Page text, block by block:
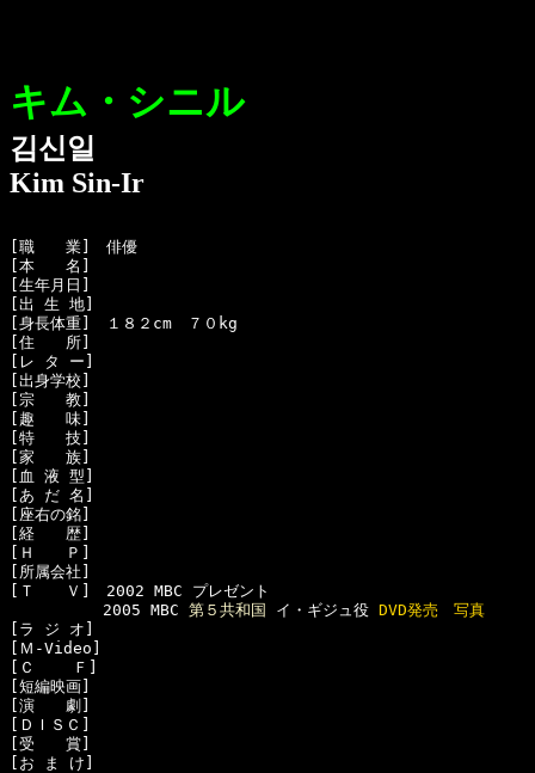
キム・シニル
김신일
Kim Sin-Ir
[職　　業]　俳優
[本　　名]
[生年月日]
[出 生 地]
[身長体重]　１８２cm　７０kg
[住　　所]
[レ タ ー]
[出身学校]
[宗　　教]
[趣　　味]
[特　　技]
[家　　族]
[血 液 型]
[あ だ 名]
[座右の銘]
[経　　歴]
[Ｈ　　Ｐ]
[所属会社]
[Ｔ　　Ｖ]　2002 MBC プレゼント
2005 MBC 第５共和国 イ・ギジュ役 DVD発売
写真
[ラ ジ オ]
[Ｍ-Video]
[Ｃ    Ｆ]
[短編映画]
[演　　劇]
[ＤＩＳＣ]
[受　　賞]
[お ま け]